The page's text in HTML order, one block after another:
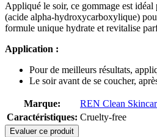
Appliqué le soir, ce gommage est
(acide alpha-hydroxycarboxylique)
formule unique hydrate et revitalise
Application :
Pour de meilleurs résultats,
Le soir avant de se coucher,
Marque:
REN Clean
Caractéristiques: Cruelty-free
Evaluer ce produit